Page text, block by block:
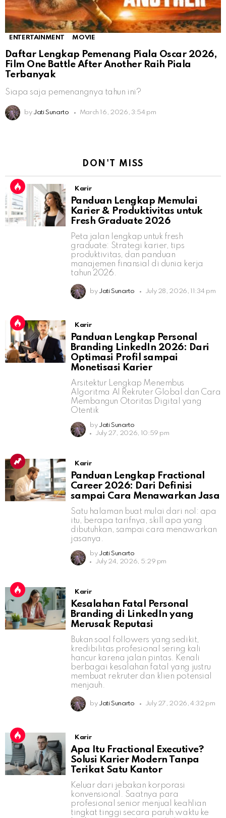
ENTERTAINMENT MOVIE
Daftar Lengkap Pemenang Piala Oscar 2026,
Film One Battle After Another Raih Piala
Terbanyak
Siapa saja pemenangnya tahun ini?
by Jati Sunarto March 16, 2026, 3:54 pm
DON'T MISS
Karir
Panduan Lengkap Memulai
Karier & Produktivitas untuk
Fresh Graduate 2026
Peta jalan lengkap untuk fresh
graduate: Strategi karier, tips
produktivitas, dan panduan
manajemen finansial di dunia kerja
tahun 2026.
by Jati Sunarto July 28, 2026, 11:34 pm
Karir
Panduan Lengkap Personal
Branding LinkedIn 2026: Dari
Optimasi Profil sampai
Monetisasi Karier
Arsitektur Lengkap Menembus
Algoritma AI Rekruter Global dan Cara
Membangun Otoritas Digital yang
Otentik
by Jati Sunarto
July 27, 2026, 10:59 pm
Karir
Panduan Lengkap Fractional
Career 2026: Dari Definisi
sampai Cara Menawarkan Jasa
Satu halaman buat mulai dari nol: apa
itu, berapa tarifnya, skill apa yang
dibutuhkan, sampai cara menawarkan
jasanya.
by Jati Sunarto
July 24, 2026, 5:29 pm
Karir
Kesalahan Fatal Personal
Branding di LinkedIn yang
Merusak Reputasi
Bukan soal followers yang sedikit,
kredibilitas profesional sering kali
hancur karena jalan pintas. Kenali
berbagai kesalahan fatal yang justru
membuat rekruter dan klien potensial
menjauh.
by Jati Sunarto July 27, 2026, 4:32 pm
Karir
Apa Itu Fractional Executive?
Solusi Karier Modern Tanpa
Terikat Satu Kantor
Keluar dari jebakan korporasi
konvensional. Saatnya para
profesional senior menjual keahlian
tingkat tinggi secara paruh waktu ke